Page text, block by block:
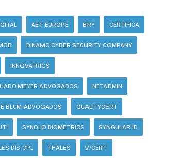
AET EUROPE BRY CERTIFICA
DINAMO CYBER SECURITY COMPANY
INNOVATRICS
MEYER ADVOGADOS NETADMIN
BLUM ADVOGADOS QUALITYCERT
SYNOLO BIOMETRICS SYNGULAR ID
DIS CPL THALES V/CERT